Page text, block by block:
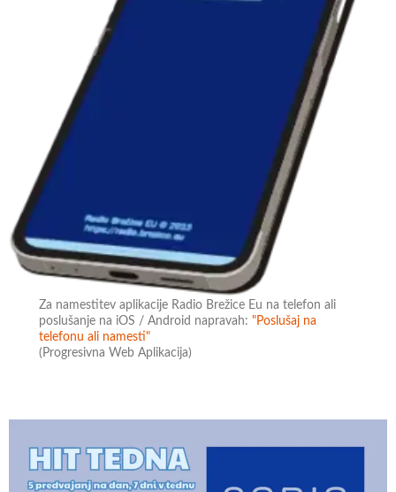
Za namestitev aplikacije Radio Brežice Eu na telefon ali
poslušanje na iOS / Android napravah:"Poslušaj na
telefonu ali namesti"
(Progresivna Web Aplikacija)